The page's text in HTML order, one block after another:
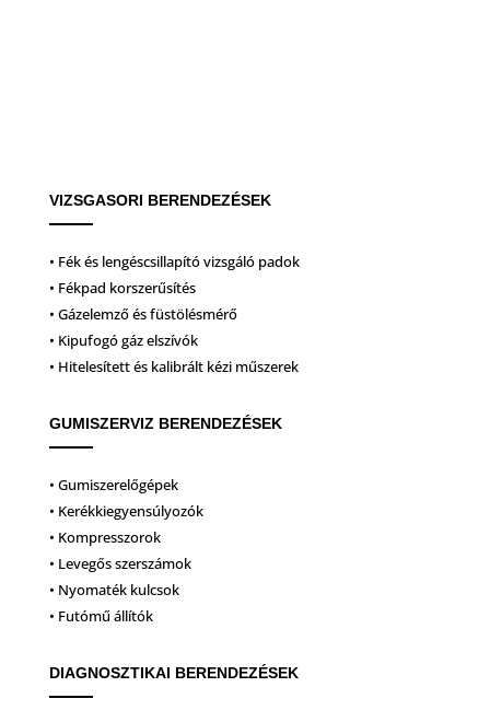
VIZSGASORI BERENDEZÉSEK
• Fék és lengéscsillapító vizsgáló padok
• Fékpad korszerűsítés
• Gázelemző és füstölésmérő
• Kipufogó gáz elszívók
• Hitelesített és kalibrált kézi műszerek
GUMISZERVIZ BERENDEZÉSEK
• Gumiszerelőgépek
• Kerékkiegyensúlyozók
• Kompresszorok
• Levegős szerszámok
• Nyomaték kulcsok
• Futómű állítók
DIAGNOSZTIKAI BERENDEZÉSEK